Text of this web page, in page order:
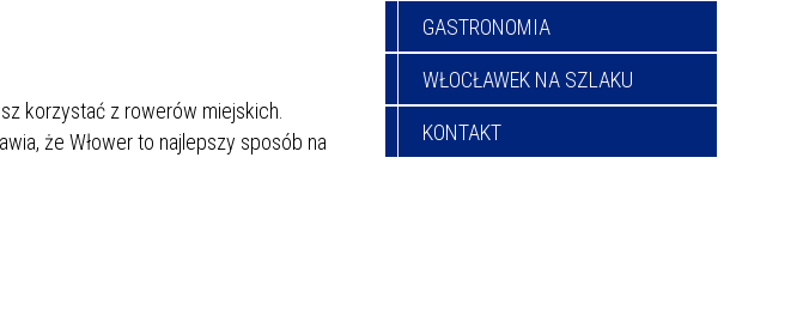
korzystać z rowerów miejskich.
że Włower to najlepszy sposób na
GASTRONOMIA
WŁOCŁAWEK NA SZLAKU
KONTAKT